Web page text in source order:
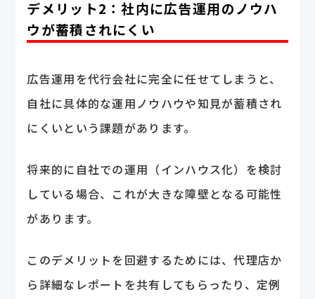
デメリット2：社内に広告運用のノウハ
ウが蓄積されにくい
広告運用を代行会社に完全に任せてしまうと、
自社に具体的な運用ノウハウや知見が蓄積され
にくいという課題があります。
将来的に自社での運用（インハウス化）を検討
している場合、これが大きな障壁となる可能性
があります。
このデメリットを回避するためには、代理店か
ら詳細なレポートを共有してもらったり、定例